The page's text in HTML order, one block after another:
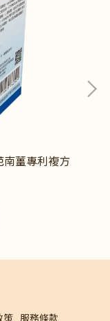
南薑專利複方
策 服務條款